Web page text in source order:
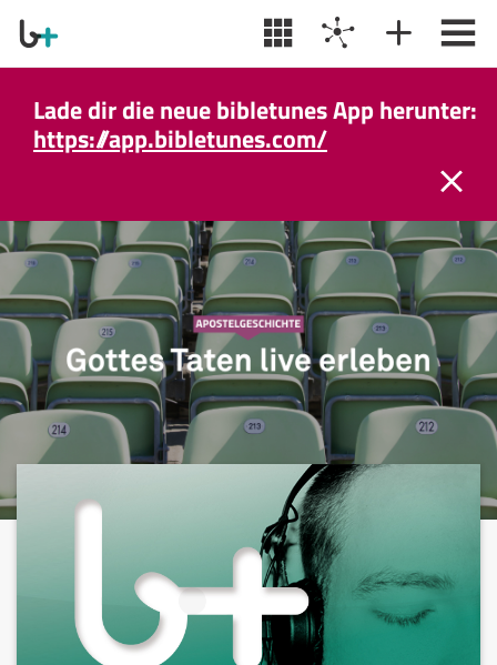
Lade dir die neue bibletunes App herunter:
https://app.bibletunes.com/